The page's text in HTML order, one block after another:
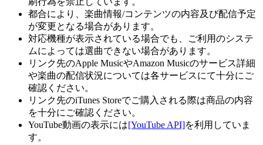
都合により、楽曲情報/コンテンツの内容及び配信予定
が変更となる場合があります。
対応機種が表示されている場合でも、ご利用のシステ
ムによっては選曲できない場合があります。
リンク先のApple MusicやAmazon Musicのサービス詳細
や楽曲の配信状況については各サービスにて十分にご
確認ください。
リンク先のiTunes Storeでご購入される際は商品の内容
を十分にご確認ください。
YouTube動画の表示には[YouTube API]を利用していま
す。